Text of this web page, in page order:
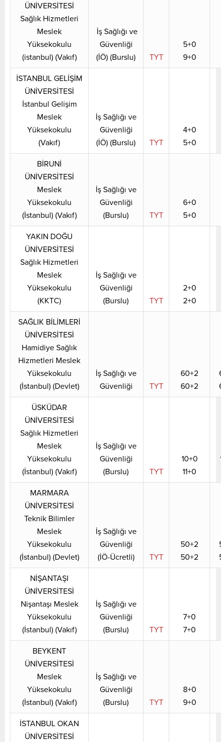
ÜNİVERSİTESİ
Sağlık Hizmetleri
Meslek
Yüksekokulu
(istanbul) (Vakıf)
İş Sağlığı ve
Güvenliği
(İÖ) (Burslu)
TYT
5+0
9+0
İSTANBUL GELİŞİM
ÜNİVERSİTESİ
İstanbul Gelişim
Meslek
Yüksekokulu
(Vakıf)
İş Sağlığı ve
Güvenliği
(İÖ) (Burslu)
TYT
4+0
5+0
BİRUNİ
ÜNİVERSİTESİ
Meslek
Yüksekokulu
(İstanbul) (Vakıf)
İş Sağlığı ve
Güvenliği
(Burslu)
TYT
6+0
5+0
YAKIN DOĞU
ÜNİVERSİTESİ
Sağlık Hizmetleri
Meslek
Yüksekokulu
(KKTC)
İş Sağlığı ve
Güvenliği
(Burslu)
TYT
2+0
2+0
SAĞLIK BİLİMLERİ
ÜNİVERSİTESİ
Hamidiye Sağlık
Hizmetleri Meslek
Yüksekokulu
(İstanbul) (Devlet)
İş Sağlığı ve
Güvenliği
TYT
60+2
60+2
ÜSKÜDAR
ÜNİVERSİTESİ
Sağlık Hizmetleri
Meslek
Yüksekokulu
(İstanbul) (Vakıf)
İş Sağlığı ve
Güvenliği
(Burslu)
TYT
10+0
11+0
MARMARA
ÜNİVERSİTESİ
Teknik Bilimler
Meslek
Yüksekokulu
(İstanbul) (Devlet)
İş Sağlığı ve
Güvenliği
(İÖ-Ücretli)
TYT
50+2
50+2
NİŞANTAŞI
ÜNİVERSİTESİ
Nişantaşı Meslek
Yüksekokulu
(İstanbul) (Vakıf)
İş Sağlığı ve
Güvenliği
(Burslu)
TYT
7+0
7+0
BEYKENT
ÜNİVERSİTESİ
Meslek
Yüksekokulu
(İstanbul) (Vakıf)
İş Sağlığı ve
Güvenliği
(Burslu)
TYT
8+0
9+0
İSTANBUL OKAN
ÜNİVERSİTESİ